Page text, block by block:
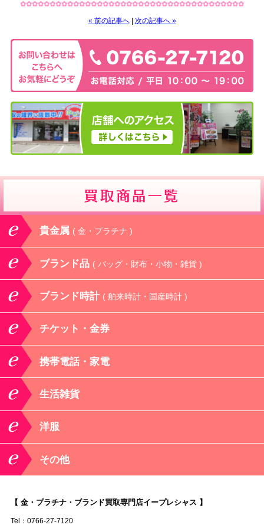
✿✿✿✿✿✿✿✿✿✿✿✿✿✿✿✿✿✿✿✿✿✿✿✿✿✿✿✿✿✿✿✿✿✿✿✿✿✿
« 前の記事へ| 次の記事へ »
貴金属 ( 金・プラチナ )
ブランド品 ( バッグ・財布・小物・雑貨 )
ブランド時計 ( 舶来時計・国産時計 )
チケット・金券
携帯電話・家電
生活雑貨
洋服
その他
【 金・プラチナ・ブランド買取専門店イープレシャス 】
Tel：0766-27-7120